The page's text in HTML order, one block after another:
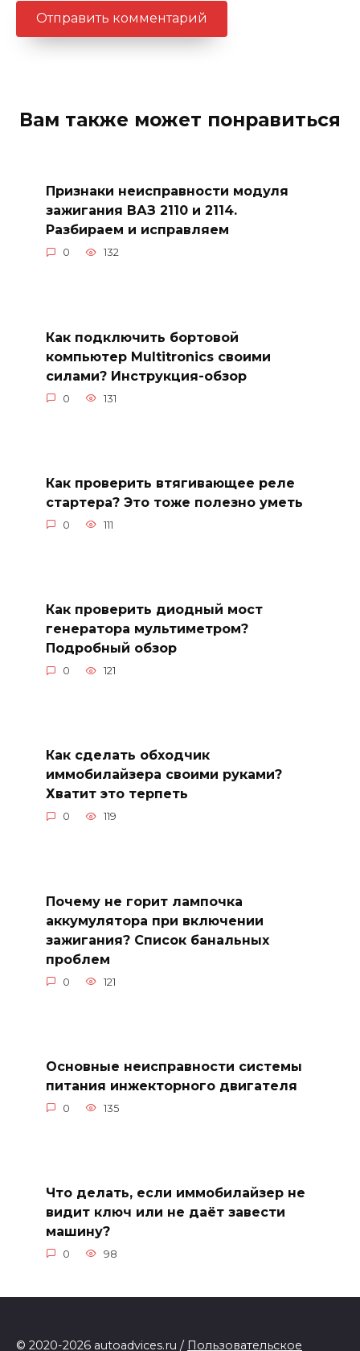
Вам также может понравиться
Признаки неисправности модуля
зажигания ВАЗ 2110 и 2114.
Разбираем и исправляем
0 132
Как подключить бортовой
компьютер Multitronics своими
силами? Инструкция-обзор
0 131
Как проверить втягивающее реле
стартера? Это тоже полезно уметь
0 111
Как проверить диодный мост
генератора мультиметром?
Подробный обзор
0 121
Как сделать обходчик
иммобилайзера своими руками?
Хватит это терпеть
0 119
Почему не горит лампочка
аккумулятора при включении
зажигания? Список банальных
проблем
0 121
Основные неисправности системы
питания инжекторного двигателя
0 135
Что делать, если иммобилайзер не
видит ключ или не даёт завести
машину?
0 98
© 2020-2026 autoadvices.ru / Пользовательское